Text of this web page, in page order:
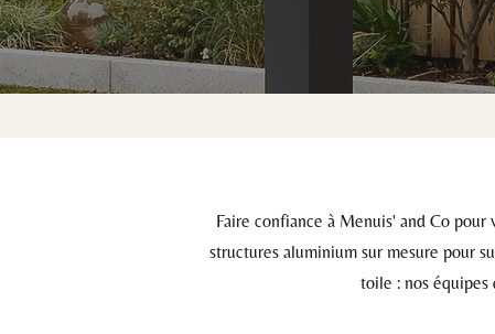
Faire confiance à Menuis' and Co
structures aluminium sur mesure pour
toile : nos équipes